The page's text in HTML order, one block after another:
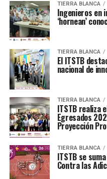
TIERRA BLANCA
Ingenieros en
‘hornean’
TIERRA BLANCA
​El ITSTB
nacional de
TIERRA BLANCA
ITSTB realiza
Egresados
Proyección
TIERRA BLANCA
ITSTB se
Contra las